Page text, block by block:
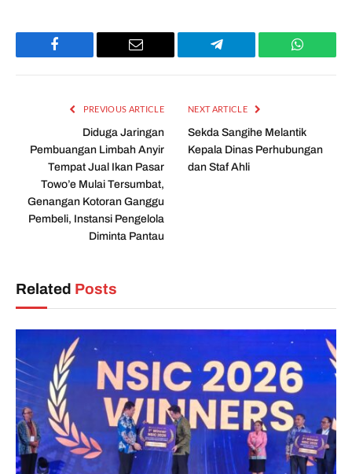
Facebook Email Telegram
PREVIOUS ARTICLE
Diduga Jaringan
Pembuangan Limbah Anyir
Tempat Jual Ikan Pasar
Towo’e Mulai Tersumbat,
Genangan Kotoran Ganggu
Pembeli, Instansi Pengelola
Diminta Pantau
NEXT ARTICLE
Sekda Sangihe Melantik
Kepala Dinas Perhubungan
dan Staf Ahli
Related Posts